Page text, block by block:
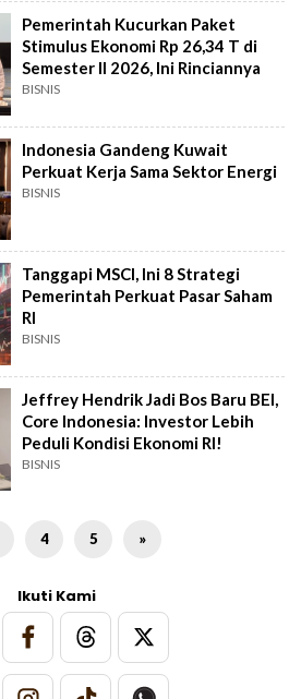
Pemerintah Kucurkan Paket
Stimulus Ekonomi Rp 26,34 T di
Semester II 2026, Ini Rinciannya
BISNIS
Indonesia Gandeng Kuwait
Perkuat Kerja Sama Sektor Energi
BISNIS
Tanggapi MSCI, Ini 8 Strategi
Pemerintah Perkuat Pasar Saham
RI
BISNIS
Jeffrey Hendrik Jadi Bos Baru BEI,
Core Indonesia: Investor Lebih
Peduli Kondisi Ekonomi RI!
BISNIS
4 5 »
Ikuti Kami